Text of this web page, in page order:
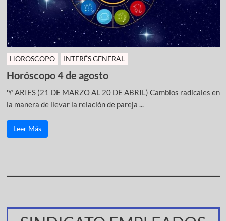
HOROSCOPO INTERÉS GENERAL
Horóscopo 4 de agosto
♈ ARIES (21 DE MARZO AL 20 DE ABRIL) Cambios radicales en
la manera de llevar la relación de pareja ...
Leer Más